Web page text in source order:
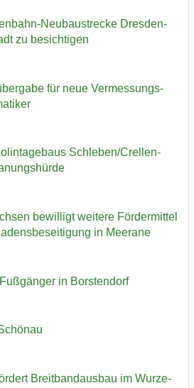
​Neubaustrecke Dresden-​
zu be­sich­ti­gen
für neue Ver­mes­sungs­
Schle­ben/Crel­len­
be­wil­ligt wei­te­re För­der­mit­tel
in Meer­a­ne
in Bors­ten­dorf
Breit­band­aus­bau im Wur­ze­